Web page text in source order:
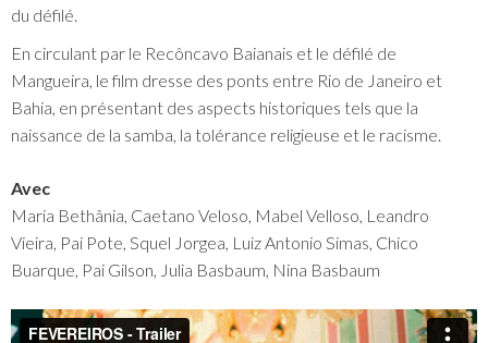
du défilé.
En circulant par le Recôncavo Baianais et le défilé de
Mangueira, le film dresse des ponts entre Rio de Janeiro et
Bahia, en présentant des aspects historiques tels que la
naissance de la samba, la tolérance religieuse et le racisme.
Avec
Maria Bethânia, Caetano Veloso, Mabel Velloso, Leandro
Vieira, Pai Pote, Squel Jorgea, Luiz Antonio Simas, Chico
Buarque, Pai Gilson, Julia Basbaum, Nina Basbaum